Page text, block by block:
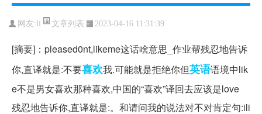
网友: li 文章列表 2023-04-16 11:31:39
[摘要]：pleased0nt,likeme这话啥意思_作业帮残忍地告诉
你,直译就是:不要喜欢我.可能就是拒绝你但英语语境中lik
e不是男女喜欢那种喜欢,中国的“喜欢”译回去应该是love
残忍地告诉你,直译就是:。和请问我的说法对不对肯定句:ili